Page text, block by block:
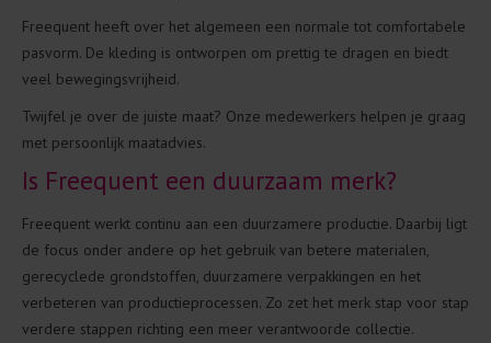
Freequent heeft over het algemeen een normale tot comfortabele
pasvorm. De kleding is ontworpen om prettig te dragen en biedt
veel bewegingsvrijheid.
Twijfel je over de juiste maat? Onze medewerkers helpen je graag
met persoonlijk maatadvies.
Is Freequent een duurzaam merk?
Freequent werkt continu aan een duurzamere productie. Daarbij ligt
de focus onder andere op het gebruik van betere materialen,
gerecyclede grondstoffen, duurzamere verpakkingen en het
verbeteren van productieprocessen. Zo zet het merk stap voor stap
verdere stappen richting een meer verantwoorde collectie.